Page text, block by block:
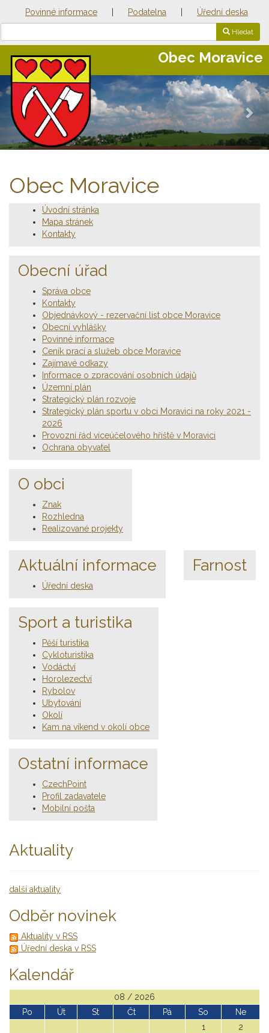
Povinné informace Podatelna Úřední deska
Hledat
Obec Moravice
Previous
Obec Moravice
Úvodní stránka
Mapa stránek
Kontakty
Obecní úřad
Správa obce
Kontakty
Objednávkový - rezervační list obce Moravice
Obecní vyhlášky
Povinné informace
Ceník prací a služeb obce Moravice
Zajímavé odkazy
Informace o zpracování osobních údajů
Územní plán
Strategický plán rozvoje
Strategický plán sportu v obci Moravici na roky 2021 -
2026
Provozní řád víceúčelového hřiště v Moravici
Ochrana obyvatel
O obci
Znak
Rozhledna
Realizované projekty
Aktuální informace
Úřední deska
Farnost
Sport a turistika
Pěší turistika
Cykloturistika
Vodáctví
Horolezectví
Rybolov
Ubytování
Okolí
Kam na víkend v okolí obce
Ostatní informace
CzechPoint
Profil zadavatele
Mobilní pošta
Aktuality
další aktuality
Odběr novinek
Aktuality v RSS
Úřední deska v RSS
Kalendář
08 / 2026
Po
Út St Čt Pá So
Ne
1
2